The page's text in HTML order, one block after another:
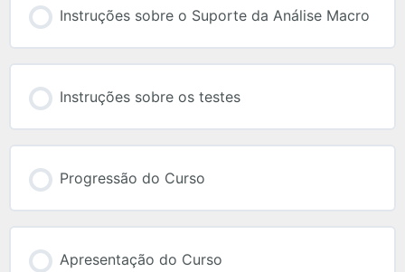
Instruções sobre o Suporte da Análise Macro
Instruções sobre os testes
Progressão do Curso
Apresentação do Curso